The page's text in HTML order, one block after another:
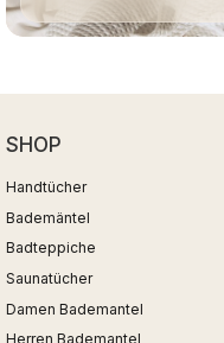
SHOP
Handtücher
Bademäntel
Badteppiche
Saunatücher
Damen Bademantel
Herren Bademantel